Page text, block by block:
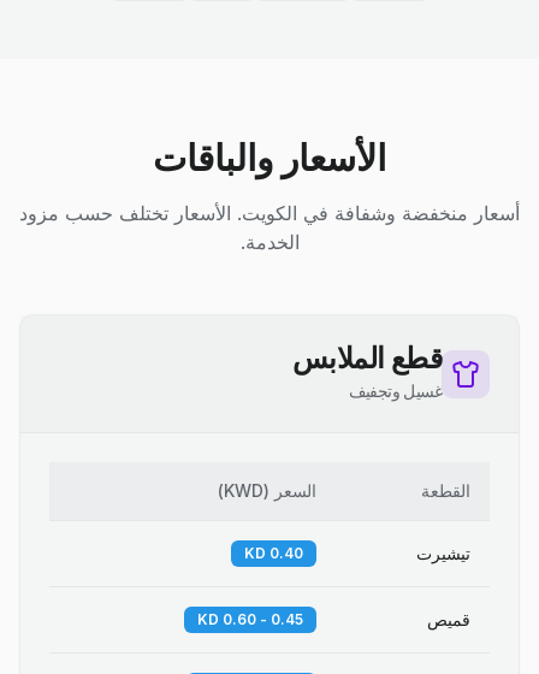
الأسعار والباقات
أسعار منخفضة وشفافة في الكويت. الأسعار تختلف حسب مزود
الخدمة.
قطع الملابس
غسيل وتجفيف
القطعة السعر (
KWD
)
تيشيرت 0.40 KD
قميص 0.45 - 0.60 KD